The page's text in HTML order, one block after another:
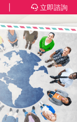
立即諮詢